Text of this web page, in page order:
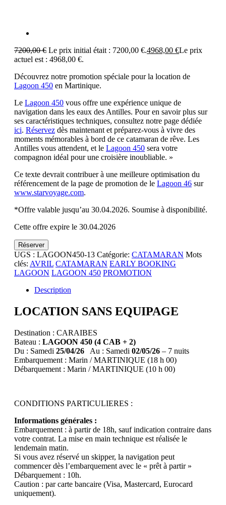
7200,00€ Le prix initial était : 7200,00 €.4968,00 €Le prix
actuel est : 4968,00 €.
Découvrez notre promotion spéciale pour la location de
Lagoon 450 en Martinique.
Le Lagoon 450 vous offre une expérience unique de
navigation dans les eaux des Antilles. Pour en savoir plus sur
ses caractéristiques techniques, consultez notre page dédiée
ici. Réservez dès maintenant et préparez-vous à vivre des
moments mémorables à bord de ce catamaran de rêve. Les
Antilles vous attendent, et le Lagoon 450 sera votre
compagnon idéal pour une croisière inoubliable. »
Ce texte devrait contribuer à une meilleure optimisation du
référencement de la page de promotion de le Lagoon 46 sur
www.starvoyage.com.
*Offre valable jusqu’au 30.04.2026. Soumise à disponibilité.
Cette offre expire le 30.04.2026
Réserver
UGS : LAGOON450-13 Catégorie: CATAMARAN Mots
clés: AVRIL CATAMARAN EARLY BOOKING
LAGOON LAGOON 450 PROMOTION
Description
LOCATION SANS EQUIPAGE
Destination : CARAIBES
Bateau : LAGOON 450 (4 CAB + 2)
Du : Samedi 25/04/26 Au : Samedi 02/05/26 – 7 nuits
Embarquement : Marin / MARTINIQUE (18 h 00)
Débarquement : Marin / MARTINIQUE (10 h 00)
CONDITIONS PARTICULIERES :
Informations générales :
Embarquement : à partir de 18h, sauf indication contraire dans
votre contrat. La mise en main technique est réalisée le
lendemain matin.
Si vous avez réservé un skipper, la navigation peut
commencer dès l’embarquement avec le « prêt à partir »
Débarquement : 10h.
Caution : par carte bancaire (Visa, Mastercard, Eurocard
uniquement).